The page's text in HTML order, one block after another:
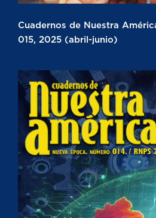
Cuadernos de Nuestra
015, 2025 (abril-junio)